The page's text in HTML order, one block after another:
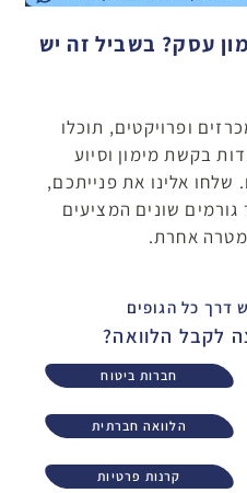
עסק? בשביל זה יש
ופרויקטים, תוכלו
בקשת מימון וסיוע
שלחו אלינו את פנייתכם,
גורמים שונים המציעים
מטרה אחרת.
דרך כל הגופים
לקבל הלוואה?
חברות ביטוח
הלוואה חברתית
קרנות פרטיות